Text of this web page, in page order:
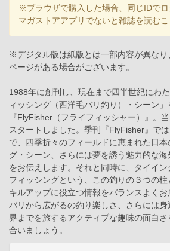
※ブラウザで購入した場合、同じIDで
マガストアアプリでないと雑誌を読むこ
※デジタル版は紙版とは一部内容が異な
ページがある場合がございます。
1988年に創刊し、現在まで四半世紀にわ
ィッシング（西洋毛バリ釣り）・シーン
『FlyFisher（フライフィッシャー）』。
スタートしました。季刊『FlyFisher』で
で、四季折々のフィールドに恵まれた日
グ・シーン、さらには夢を誘う魅力的な
をお伝えします。それと同時に、タイイン
フィッシングという、この釣りの３つの
キルアップに役立つ情報をバランスよく
バリから広がるの釣り楽しさ、さらには
界までを旅するアクティブな趣味の面白
合いましょう。